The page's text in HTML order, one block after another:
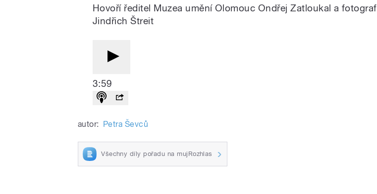
Hovoří ředitel Muzea umění Olomouc Ondřej Zatloukal a fotograf
Jindřich Štreit
3:59
autor: Petra Ševců
Všechny díly pořadu na mujRozhlas